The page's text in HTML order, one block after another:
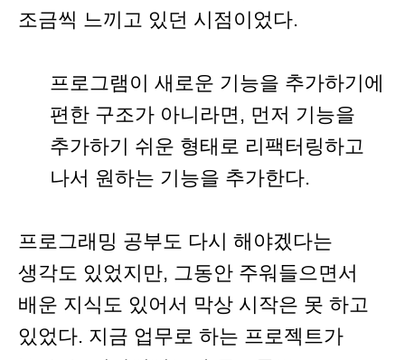
조금씩 느끼고 있던 시점이었다.
프로그램이 새로운 기능을 추가하기에
편한 구조가 아니라면, 먼저 기능을
추가하기 쉬운 형태로 리팩터링하고
나서 원하는 기능을 추가한다.
프로그래밍 공부도 다시 해야겠다는
생각도 있었지만, 그동안 주워들으면서
배운 지식도 있어서 막상 시작은 못 하고
있었다. 지금 업무로 하는 프로젝트가